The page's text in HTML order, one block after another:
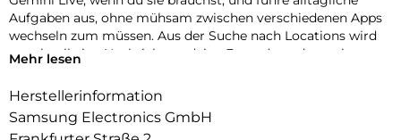
Aufgaben aus, ohne mühsam zwischen verschiedenen Apps
wechseln zum müssen. Aus der Suche nach Locations wird
so schnell eine Nachricht an deine Freunde und aus einer
Nutze auch Circle to Search mit Google, um schnell die
kann jetzt mehrere Elemente gleichzeitig erkennen, etwa ein
Mehr lesen
Herstellerinformation
Samsung Electronics GmbH